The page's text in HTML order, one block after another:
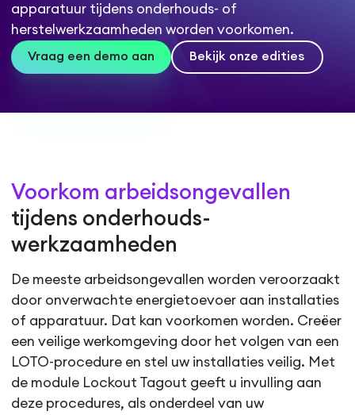
apparatuur tijdens onderhouds- of
herstelwerkzaamheden worden voorkomen.
Vraag een demo aan Bekijk onze edities
Voorkom arbeidsongevallen
tijdens onderhouds­
werkzaamheden
De meeste arbeidsongevallen worden veroorzaakt
door on­verwachte energietoevoer aan installaties
of apparatuur. Dat kan voorkomen worden. Creëer
een veilige werkomgeving door het volgen van een
LOTO-procedure en stel uw installaties veilig. Met
de module Lockout Tagout geeft u invulling aan
deze procedures, als onderdeel van uw